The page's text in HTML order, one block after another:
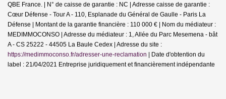
QBE France. | N° de caisse de garantie : NC | Adresse caisse de garantie :
Cœur Défense - Tour A - 110, Esplanade du Général de Gaulle - Paris La
Défense | Montant de la garantie financière : 110 000 € | Nom du médiateur :
MEDIMMOCONSO | Adresse du médiateur : 1, Allée du Parc Mesemena - bât
A - CS 25222 - 44505 La Baule Cedex | Adresse du site :
https://medimmoconso.fr/adresser-une-reclamation | Date d'obtention du
label : 21/04/2021 Entreprise juridiquement et financièrement indépendante